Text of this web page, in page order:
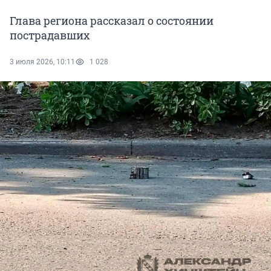
Глава региона рассказал о состоянии
пострадавших
3 июля 2026, 10:11 1 028